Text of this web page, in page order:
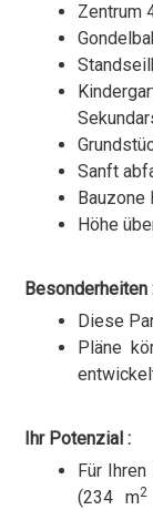
Zentrum
Sanft
Bauzone
Höhe
Besonderheiten
Diese
Pläne
Ihr Potenzial :
Für
(234 m2